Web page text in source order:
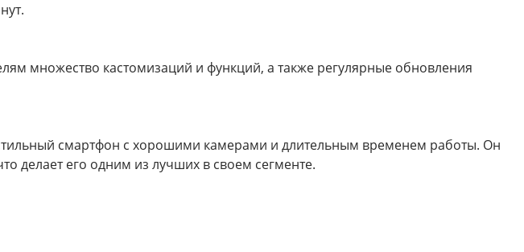
множество кастомизаций и функций, а также регулярные обновления
смартфон с хорошими камерами и длительным временем работы. Он
делает его одним из лучших в своем сегменте.